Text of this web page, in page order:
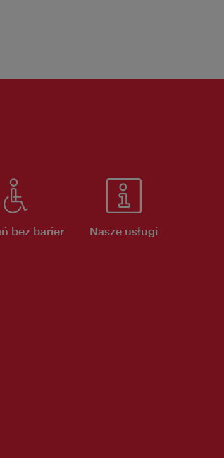
bez barier Nasze usługi